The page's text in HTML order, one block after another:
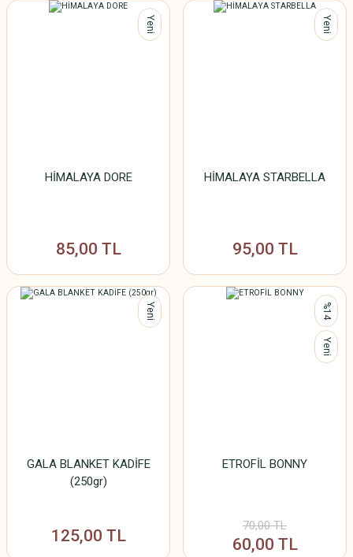
Yeni
HİMALAYA DORE
85,00 TL
Yeni
HİMALAYA STARBELLA
95,00 TL
Yeni
GALA BLANKET KADİFE
(250gr)
125,00 TL
%14
Yeni
ETROFİL BONNY
70,00 TL
60,00 TL